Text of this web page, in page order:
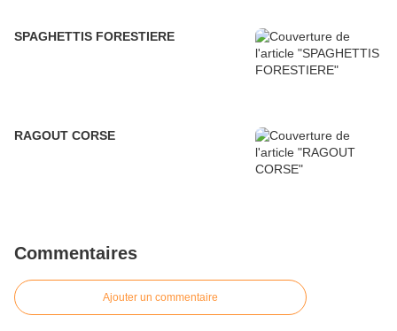
SPAGHETTIS FORESTIERE
RAGOUT CORSE
Commentaires
Ajouter un commentaire